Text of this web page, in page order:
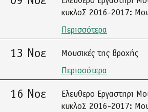
κυκλοΣ 2016-2017:
Περισσότερα
13 Νοε
Μουσικές της βροχής
Περισσότερα
16 Νοε
Ελευθερο Εργαστηρι
κυκλοΣ 2016-2017: